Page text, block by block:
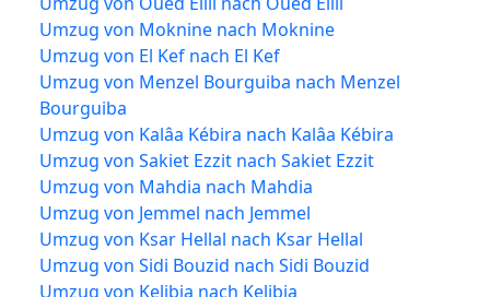
Umzug von Moknine nach Moknine
Umzug von El Kef nach El Kef
Umzug von Menzel Bourguiba nach Menzel
Bourguiba
Umzug von Kalâa Kébira nach Kalâa Kébira
Umzug von Sakiet Ezzit nach Sakiet Ezzit
Umzug von Mahdia nach Mahdia
Umzug von Jemmel nach Jemmel
Umzug von Ksar Hellal nach Ksar Hellal
Umzug von Sidi Bouzid nach Sidi Bouzid
Umzug von Kelibia nach Kelibia